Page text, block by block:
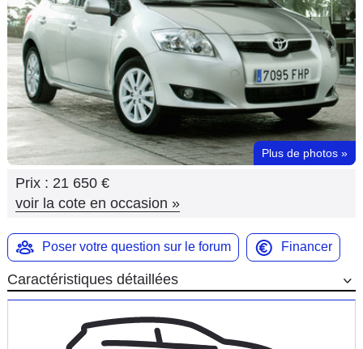
Flottes
Auto
Services
Forum
Moto
Marques
Plus de photos »
Prix : 21 650 €
voir la cote en occasion »
Poser votre question sur le forum Financer
Caractéristiques détaillées